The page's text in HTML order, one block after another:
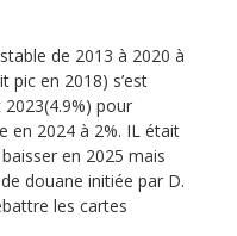
de 2013 à 2020 à
pic en 2018) s’est
pour
en 2024 à 2%. IL était
en 2025 mais
douane initiée par D.
les cartes